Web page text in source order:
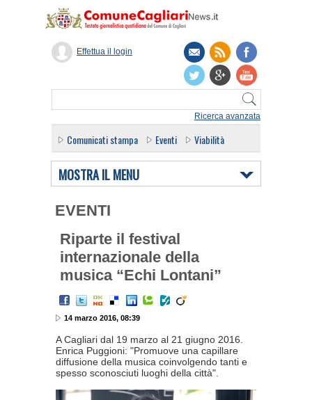
Ricerca avanzata
Effettua il login
Comunicati stampa Eventi Viabilità
MOSTRA IL MENU
EVENTI
Riparte il festival
internazionale della
musica “Echi Lontani”
14 marzo 2016, 08:39
A Cagliari dal 19 marzo al 21 giugno 2016.
Enrica Puggioni: "Promuove una capillare
diffusione della musica coinvolgendo tanti e
spesso sconosciuti luoghi della città".